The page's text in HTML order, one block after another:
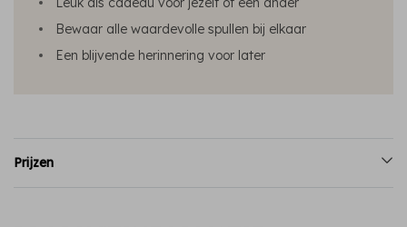
Bewaar alle waardevolle spullen bij elkaar
Een blijvende herinnering voor later
Prijzen